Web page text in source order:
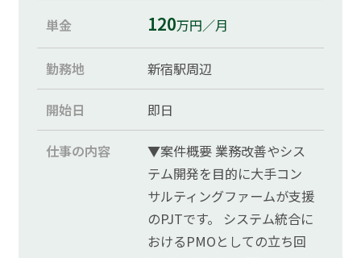
単金 120万円／月
勤務地 新宿駅周辺
開始日 即日
仕事の内容
▼案件概要 業務改善やシス
テム開発を目的に大手コン
サルティングファームが支援
のPJTです。 システム統合に
おけるPMOとしての立ち回